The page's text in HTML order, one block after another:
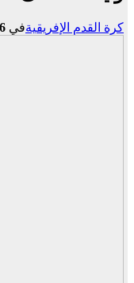
كرة القدم الإفريقيةفي 26 -